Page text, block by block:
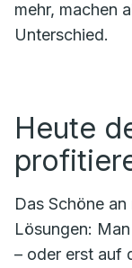
mehr, machen
Unterschied.
Heute
Das Schöne
Lösungen:
– oder erst auf